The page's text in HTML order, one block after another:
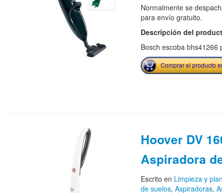
Normalmente se
para envío gratuito.
Descripción del
Bosch escoba bhs41266
Comprar el producto
Hoover DV
Aspiradora
Escrito en Limpieza y
de suelos, Aspiradoras,